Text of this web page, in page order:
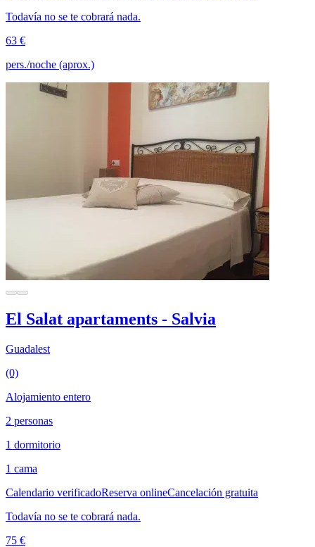
Todavía no se te cobrará nada.
63 €
pers./noche (aprox.)
El Salat apartaments - Salvia
Guadalest
(0)
Alojamiento entero
2 personas
1 dormitorio
1 cama
Calendario verificadoReserva onlineCancelación gratuita
Todavía no se te cobrará nada.
75 €